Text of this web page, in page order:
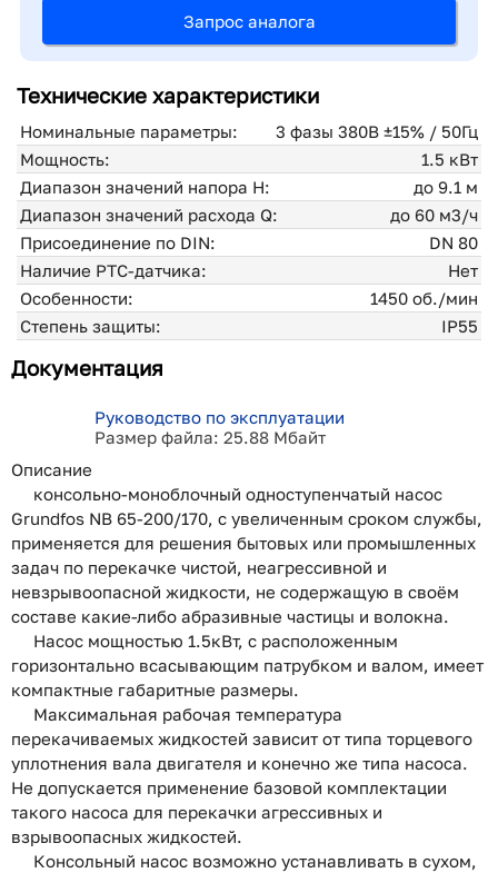
Запрос аналога
Технические характеристики
Номинальные параметры:
3 фазы 380В ±15% / 50Гц
Мощность:
1.5 кВт
Диапазон значений напора H:
до 9.1 м
Диапазон значений расхода Q:
до 60 м3/ч
Присоединение по DIN:
DN 80
Наличие PTC-датчика:
Нет
Особенности:
1450 об./мин
Степень защиты:
IP55
Документация
Руководство по эксплуатации
Размер файла: 25.88 Мбайт
Описание
консольно-моноблочный одноступенчатый насос
Grundfos NB 65-200/170, с увеличенным сроком службы,
применяется для решения бытовых или промышленных
задач по перекачке чистой, неагрессивной и
невзрывоопасной жидкости, не содержащую в своём
составе какие-либо абразивные частицы и волокна.
Насос мощностью 1.5кВт, с расположенным
горизонтально всасывающим патрубком и валом, имеет
компактные габаритные размеры.
Максимальная рабочая температура
перекачиваемых жидкостей зависит от типа торцевого
уплотнения вала двигателя и конечно же типа насоса.
Не допускается применение базовой комплектации
такого насоса для перекачки агрессивных и
взрывоопасных жидкостей.
Консольный насос возможно устанавливать в сухом,